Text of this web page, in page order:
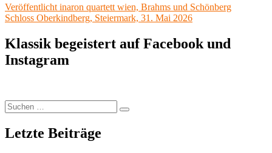
Beitragsnavigation
Veröffentlicht inaron quartett wien, Brahms und Schönberg
Schloss Oberkindberg, Steiermark, 31. Mai 2026
Klassik begeistert auf Facebook und
Instagram
Suchen
nach:
Suchen
Letzte Beiträge